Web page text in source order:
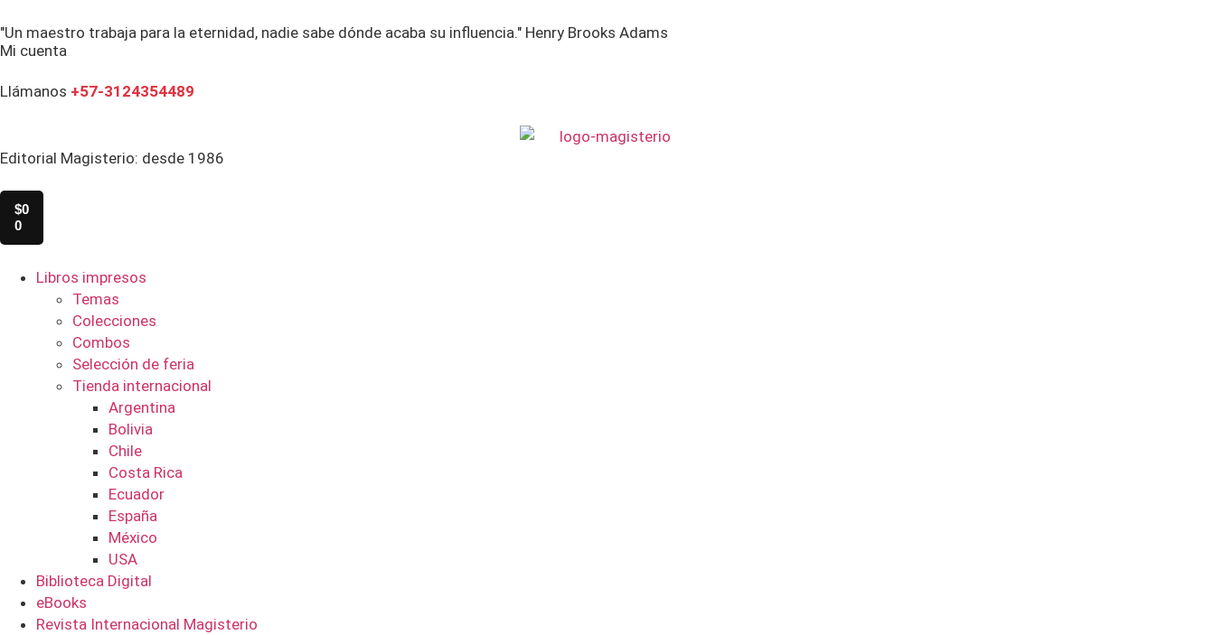
"Un maestro trabaja para la eternidad, nadie sabe dónde acaba su influencia." Henry Brooks Adams
Mi cuenta
Llámanos +57-3124354489
Editorial Magisterio: desde 1986
$0
0
Libros impresos
Temas
Colecciones
Combos
Selección de feria
Tienda internacional
Argentina
Bolivia
Chile
Costa Rica
Ecuador
España
México
USA
Biblioteca Digital
eBooks
Revista Internacional Magisterio